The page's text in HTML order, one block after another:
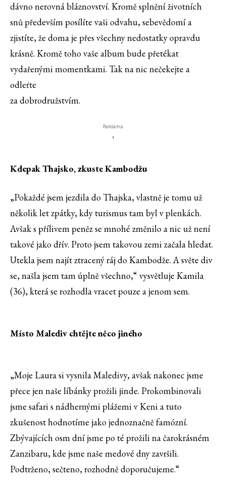
dávno nerovná bláznovství. Kromě splnění životních
snů především posílíte vaši odvahu, sebevědomí a
zjistíte, že doma je přes všechny nedostatky opravdu
krásně. Kromě toho vaše album bude přetékat
vydařenými momentkami. Tak na nic nečekejte a
odleťte
za dobrodružstvím.
Reklama
'
Kdepak Thajsko, zkuste Kambodžu
„Pokaždé jsem jezdila do Thajska, vlastně je tomu už
několik let zpátky, kdy turismus tam byl v plenkách.
Avšak s přílivem peněz se mnohé změnilo a nic už není
takové jako dřív. Proto jsem takovou zemi začala hledat.
Utekla jsem najít ztracený ráj do Kambodže. A světe div
se, našla jsem tam úplně všechno,“ vysvětluje Kamila
(36), která se rozhodla vracet pouze a jenom sem.
Místo Malediv chtějte něco jiného
„Moje Laura si vysnila Maledivy, avšak nakonec jsme
přece jen naše líbánky prožili jinde. Prokombinovali
jsme safari s nádhernými plážemi v Keni a tuto
zkušenost hodnotíme jako jednoznačně famózní.
Zbývajících osm dní jsme po té prožili na čarokrásném
Zanzibaru, kde jsme naše medové dny završili.
Podtrženo, sečteno, rozhodně doporučujeme.“